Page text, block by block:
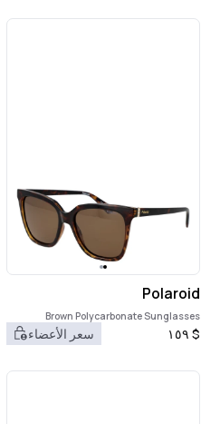
Polaroid
Brown Polycarbonate Sunglasses
$ ١٥٩ سعر الأعضاء